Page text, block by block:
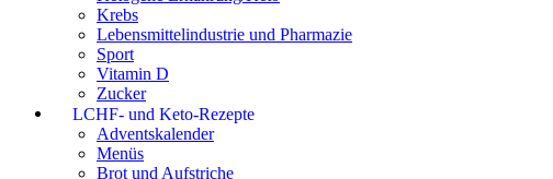
Krebs
Lebensmittelindustrie und Pharmazie
Sport
Vitamin D
Zucker
LCHF- und Keto-Rezepte
Adventskalender
Menüs
Brot und Aufstriche